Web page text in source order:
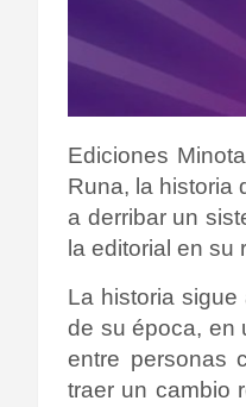
Ediciones
Runa, la historia
a derribar un
la editorial en
La historia
de su época, en
entre personas
traer un cambio